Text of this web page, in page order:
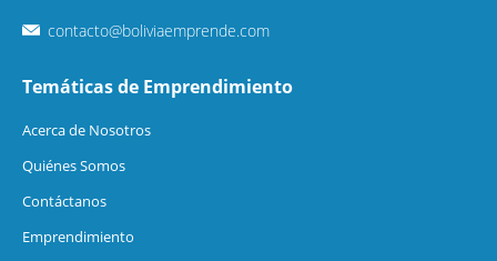
contacto@boliviaemprende.com
Temáticas de Emprendimiento
Acerca de Nosotros
Quiénes Somos
Contáctanos
Emprendimiento